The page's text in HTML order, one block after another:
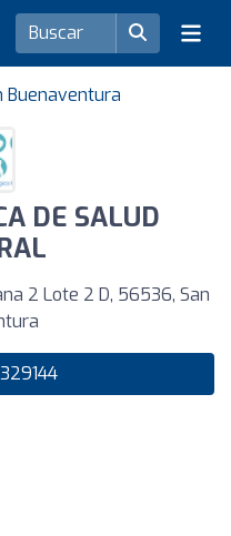
Buenaventura
DE SALUD
2 Lote 2 D, 56536, San